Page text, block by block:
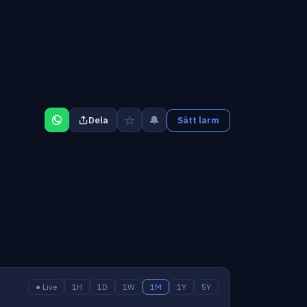
Dela ☆ 🔔 Sätt larm
● Live 1H 1D 1W 1M 1Y 5Y